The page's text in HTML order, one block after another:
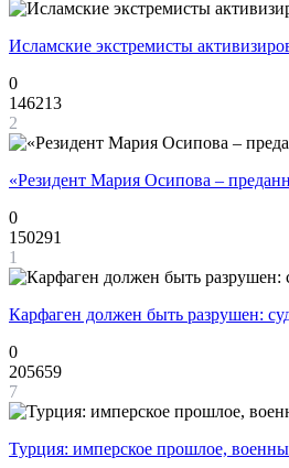
Исламские экстремисты
0
146213
2
«Резидент Мария Осипова –
0
150291
1
Карфаген должен быть разрушен:
0
205659
7
Турция: имперское прошлое,